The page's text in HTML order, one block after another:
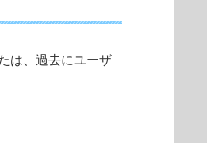
は、過去にユーザ